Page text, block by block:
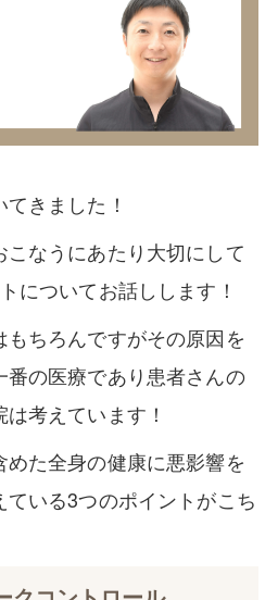
きました！
なうにあたり大切にして
についてお話しします！
ちろんですがその原因を
の医療であり患者さんの
考えています！
た全身の健康に悪影響を
いる3つのポイントがこち